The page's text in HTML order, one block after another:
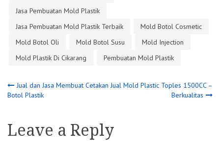
Jasa Pembuatan Mold Plastik
Jasa Pembuatan Mold Plastik Terbaik
Mold Botol Cosmetic
Mold Botol Oli
Mold Botol Susu
Mold Injection
Mold Plastik Di Cikarang
Pembuatan Mold Plastik
Post
Jual dan Jasa Membuat Cetakan
Botol Plastik
Jual Mold Plastic Toples 1500CC –
Berkualitas
Leave a Reply